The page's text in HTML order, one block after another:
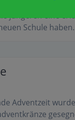
der
jüngeren eine
Schule haben.
Adventzeit